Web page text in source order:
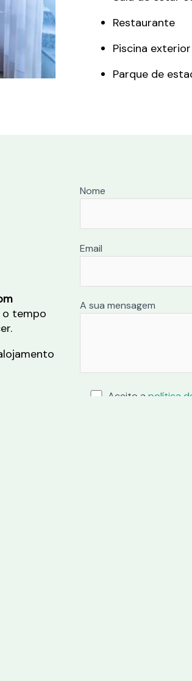
Restaurante
Piscina exterior
Parque de
o tempo
Nome
Email
A sua mensagem
Aceito apolítica